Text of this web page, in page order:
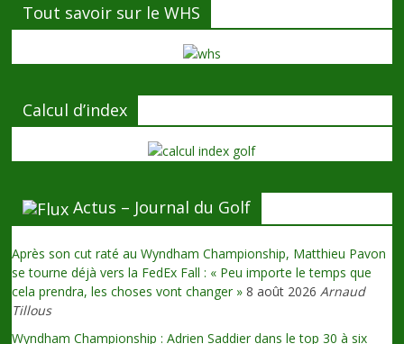
Tout savoir sur le WHS
Calcul d’index
Actus – Journal du Golf
Après son cut raté au Wyndham Championship, Matthieu Pavon
se tourne déjà vers la FedEx Fall : « Peu importe le temps que
cela prendra, les choses vont changer » 8 août 2026 Arnaud
Tillous
Wyndham Championship : Adrien Saddier dans le top 30 à six